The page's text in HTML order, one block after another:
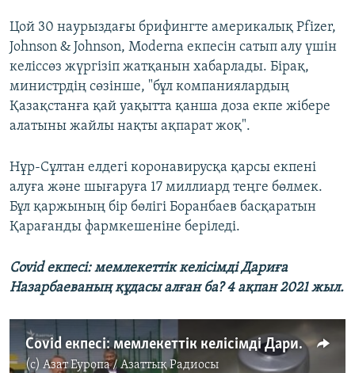
Цой 30 наурыздағы брифингте америкалық Pfizer,
Johnson & Johnson, Moderna екпесін сатып алу үшін
келіссөз жүргізіп жатқанын хабарлады. Бірақ,
министрдің сөзінше, "бұл компаниялардың
Қазақстанға қай уақытта қанша доза екпе жібере
алатыны жайлы нақты ақпарат жоқ".
Нұр-Сұлтан елдегі коронавирусқа қарсы екпені
алуға және шығаруға 17 миллиард теңге бөлмек.
Бұл қаржының бір бөлігі Боранбаев басқаратын
Қарағанды фармкешеніне беріледі.
Covid екпесі: мемлекеттік келісімді Дариға
Назарбаеваның құдасы алған ба? 4 ақпан 2021 жыл.
Covid екпесі: мемлекеттік келісімді Дариға Назарбаеваның құдасы алған ба?
(c) Азат Еуропа / Азаттық Радиосы